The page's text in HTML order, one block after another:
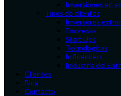
Inversiones en
Tipos de clientes
Inversores
Empresas
Start Ups
Tecnológicas
Influencers
Industria del
Clientes
Blog
Contacto